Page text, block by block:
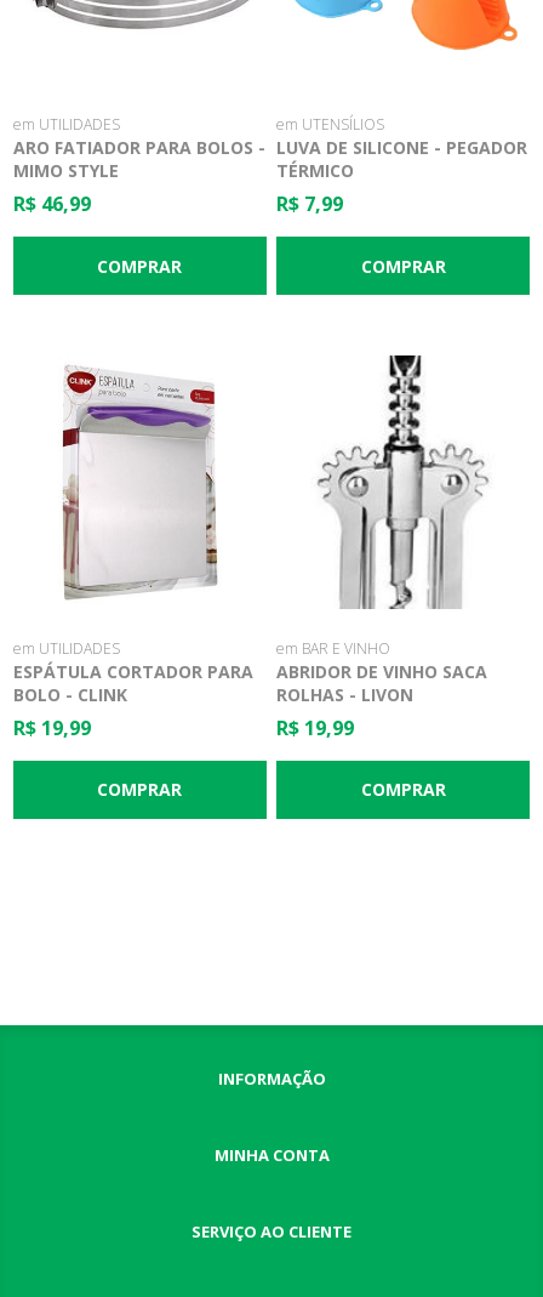
em UTILIDADES
ARO FATIADOR PARA BOLOS -
MIMO STYLE
R$ 46,99
em UTENSÍLIOS
LUVA DE SILICONE - PEGADOR
TÉRMICO
R$ 7,99
em UTILIDADES
ESPÁTULA CORTADOR PARA
BOLO - CLINK
R$ 19,99
em BAR E VINHO
ABRIDOR DE VINHO SACA
ROLHAS - LIVON
R$ 19,99
INFORMAÇÃO
MINHA CONTA
SERVIÇO AO CLIENTE